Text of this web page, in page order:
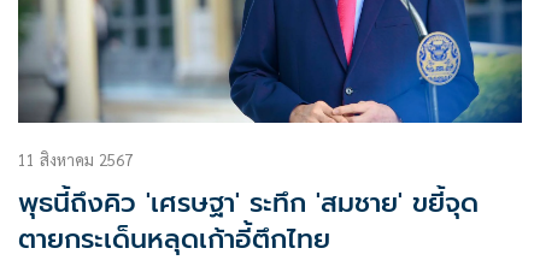
11 สิงหาคม 2567
พุธนี้ถึงคิว 'เศรษฐา' ระทึก 'สมชาย' ขยี้จุด
ตายกระเด็นหลุดเก้าอี้ตึกไทย